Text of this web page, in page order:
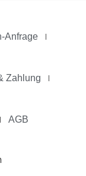
Anfrage
Zahlung
AGB